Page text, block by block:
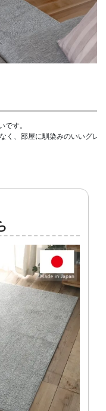
です。
く、部屋に馴染みのいいグレ